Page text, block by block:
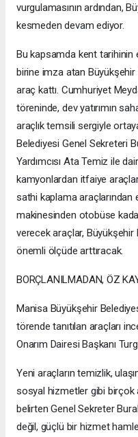
vurgulamasının ardından,
kesmeden devam ediyor.
Bu kapsamda kent tarihinin
birine imza atan
araç kattı. Cumhuriyet
töreninde, dev yatırımın
araçlık temsili sergiyle
Belediyesi Genel Sekreteri
Yardımcısı Ata Temiz ile
kamyonlardan itfaiye
sathi kaplama araçlarından
makinesinden otobüse
verecek araçlar, Büyükşehir
önemli ölçüde arttıracak.
BORÇLANILMADAN, ÖZ
Manisa Büyükşehir
törende tanıtılan araçları
Onarım Dairesi Başkanı
Yeni araçların temizlik,
sosyal hizmetler gibi birçok
belirten Genel Sekreter
değil, güçlü bir hizmet